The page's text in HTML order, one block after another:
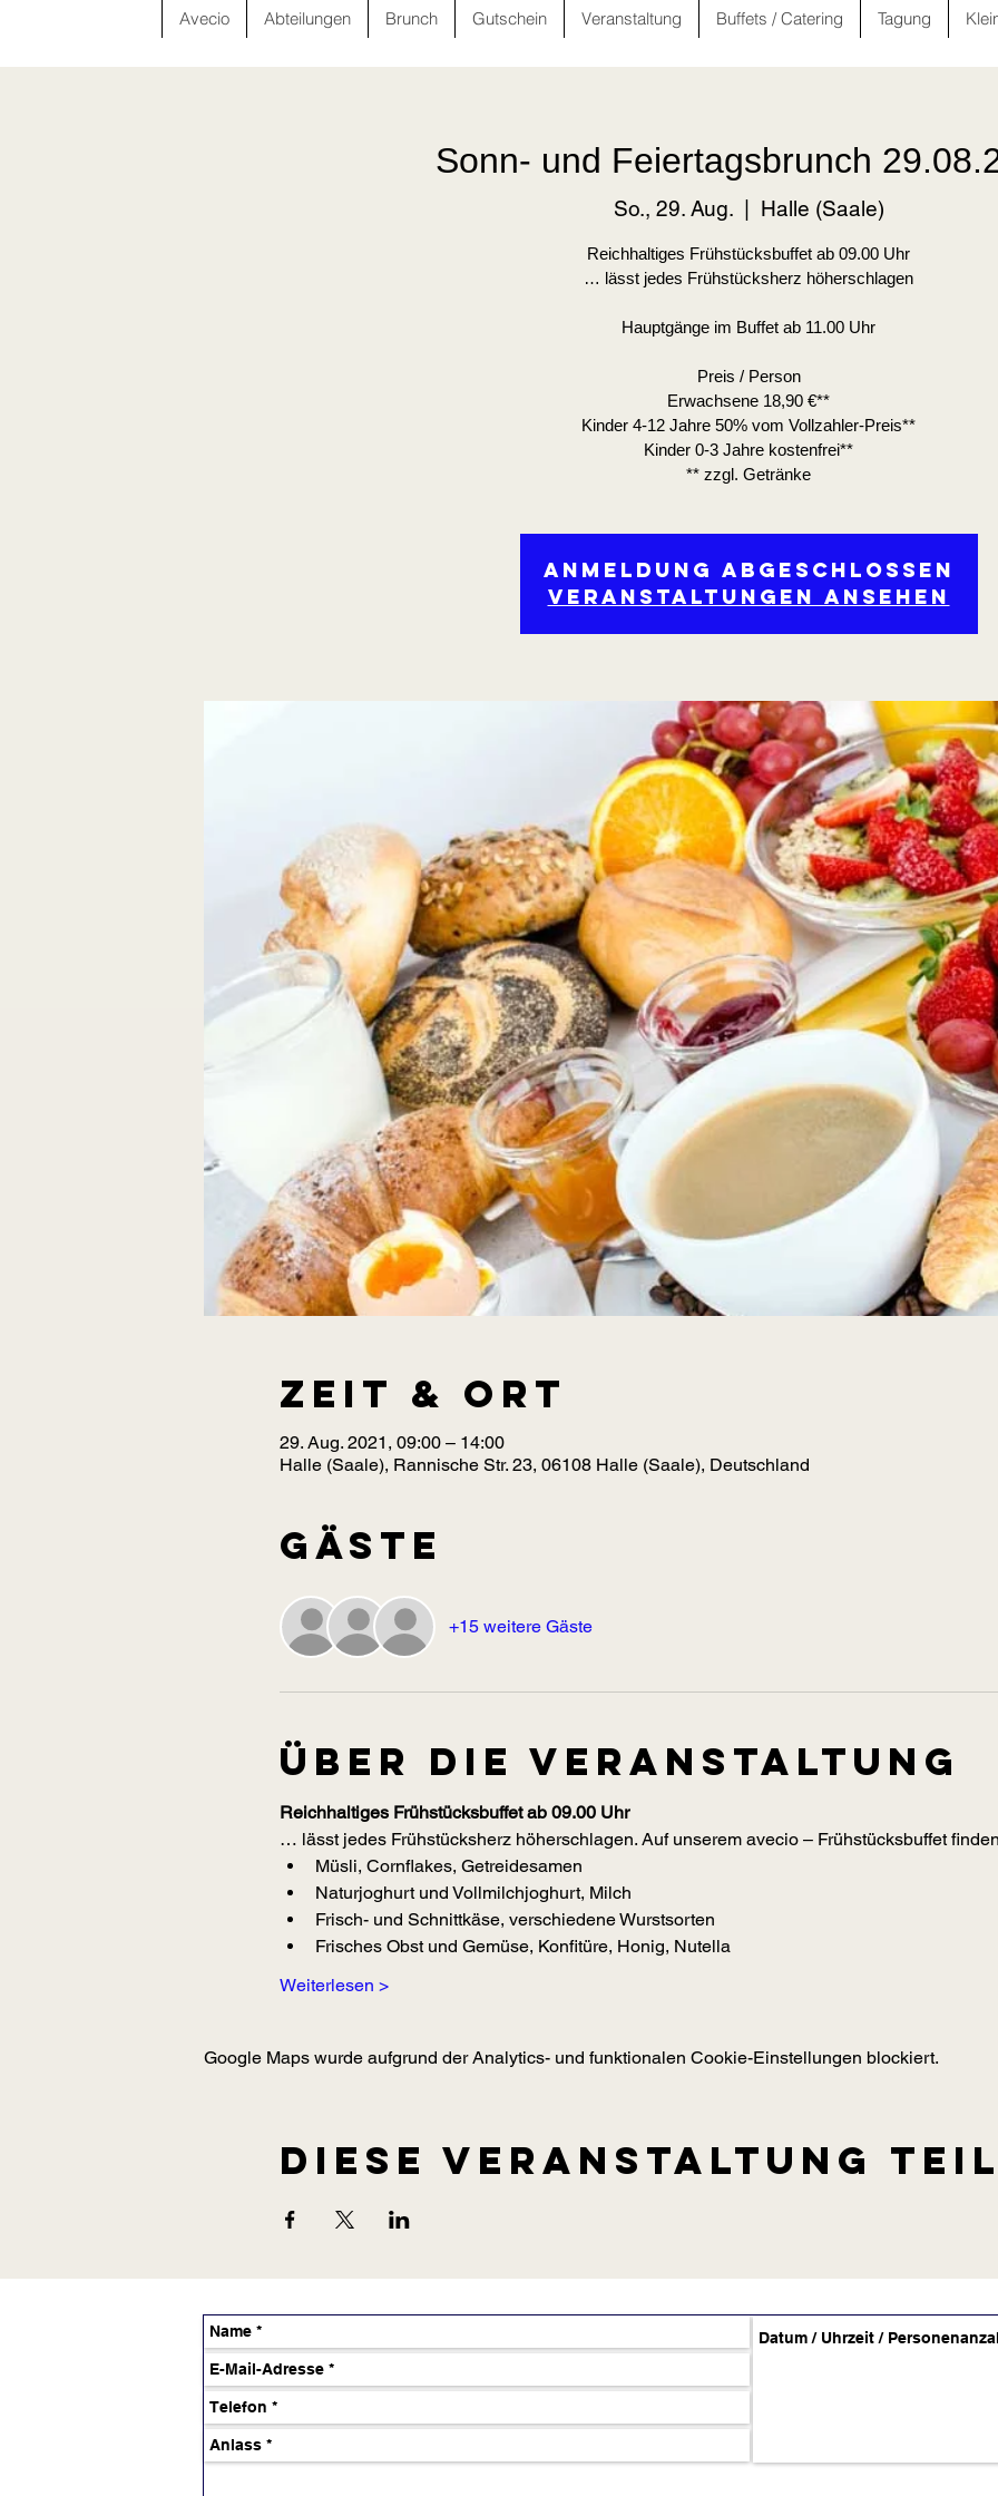
Avecio Abteilungen Brunch Gutschein Veranstaltung Buffets / Catering Tagung
Sonn- und Feiertagsbrunch
So., 29. Aug.
  |
Halle (Saale)
Reichhaltiges Frühstücksbuffet ab 09.00 Uhr
… lässt jedes Frühstücksherz höherschlagen
Hauptgänge im Buffet ab 11.00 Uhr
Preis / Person
Erwachsene 18,90 €**
Kinder 4-12 Jahre 50% vom Vollzahler-Preis**
Kinder 0-3 Jahre kostenfrei**
** zzgl. Getränke
Anmeldung abgeschlossen
Veranstaltungen ansehen
Zeit & Ort
29. Aug. 2021, 09:00 – 14:00
Halle (Saale), Rannische Str. 23, 06108 Halle (Saale), Deutschland
Gäste
+15 weitere Gäste
Über die Veranstaltung
Reichhaltiges Frühstücksbuffet ab 09.00 Uhr
… lässt jedes Frühstücksherz höherschlagen. Auf unserem avecio – Frühstücksbuffet
Müsli, Cornflakes, Getreidesamen
Naturjoghurt und Vollmilchjoghurt, Milch
Frisch- und Schnittkäse, verschiedene Wurstsorten
Frisches Obst und Gemüse, Konfitüre, Honig, Nutella
Weiterlesen >
Google Maps wurde aufgrund der Analytics- und funktionalen Cookie-Einstellungen blockiert.
Diese Veranstaltung